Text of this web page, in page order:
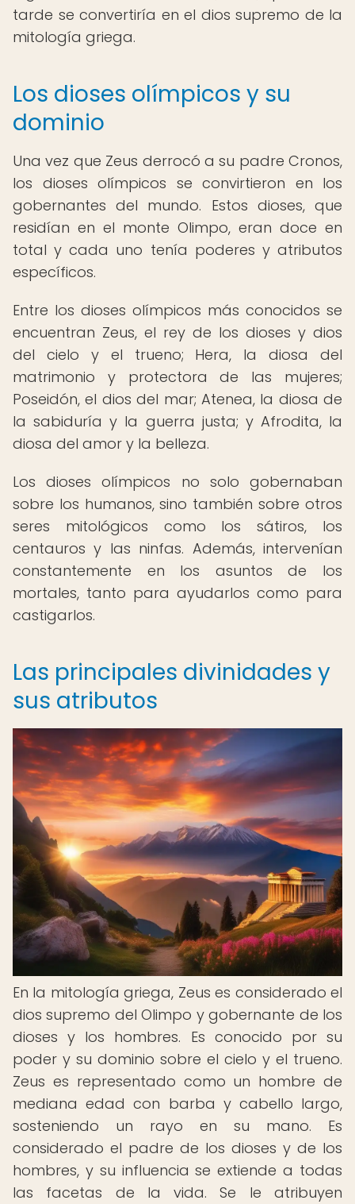
tarde se convertiría en el dios supremo de la
mitología griega.
Los dioses olímpicos y su
dominio
Una vez que Zeus derrocó a su padre Cronos,
los dioses olímpicos se convirtieron en los
gobernantes del mundo. Estos dioses, que
residían en el monte Olimpo, eran doce en
total y cada uno tenía poderes y atributos
específicos.
Entre los dioses olímpicos más conocidos se
encuentran Zeus, el rey de los dioses y dios
del cielo y el trueno; Hera, la diosa del
matrimonio y protectora de las mujeres;
Poseidón, el dios del mar; Atenea, la diosa de
la sabiduría y la guerra justa; y Afrodita, la
diosa del amor y la belleza.
Los dioses olímpicos no solo gobernaban
sobre los humanos, sino también sobre otros
seres mitológicos como los sátiros, los
centauros y las ninfas. Además, intervenían
constantemente en los asuntos de los
mortales, tanto para ayudarlos como para
castigarlos.
Las principales divinidades y
sus atributos
En la mitología griega, Zeus es considerado el
dios supremo del Olimpo y gobernante de los
dioses y los hombres. Es conocido por su
poder y su dominio sobre el cielo y el trueno.
Zeus es representado como un hombre de
mediana edad con barba y cabello largo,
sosteniendo un rayo en su mano. Es
considerado el padre de los dioses y de los
hombres, y su influencia se extiende a todas
las facetas de la vida. Se le atribuyen